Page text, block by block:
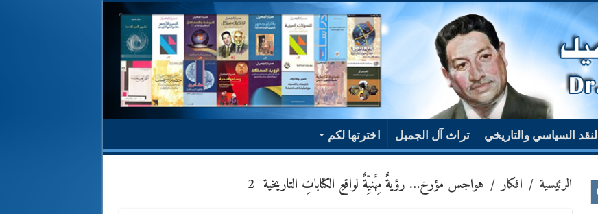
النقد السياسي والتاريخي تراث آل الجميل اخترتها لكم
الرئيسية / افكار / هواجس مؤرخ… رؤيةٌ مِهََنيِّةٌ لواقعِ الكتاباتِ التاريخية -2-